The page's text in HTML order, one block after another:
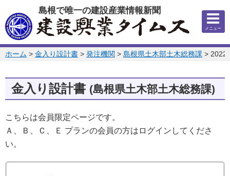
このページの本文へ
島根で唯一の建設産業情報新聞
メニュー
このページの位置:
ホーム > 金入り設計書 > 発注機関 > 島根県土木部土木総務課 > 2022
金入り設計書 (島根県土木部土木総務課)
こちらは会員限定ページです。
Ａ、Ｂ、Ｃ、Ｅ プランの会員の方はログインしてくださ
い。